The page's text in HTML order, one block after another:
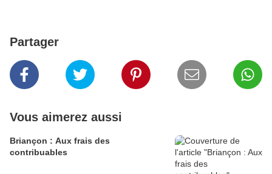
Partager
Vous aimerez aussi
Briançon : Aux frais des
contribuables